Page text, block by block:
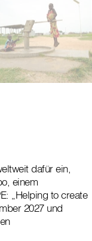
Clubs und
dafür ein,
einem
„Helping to create
2027 und